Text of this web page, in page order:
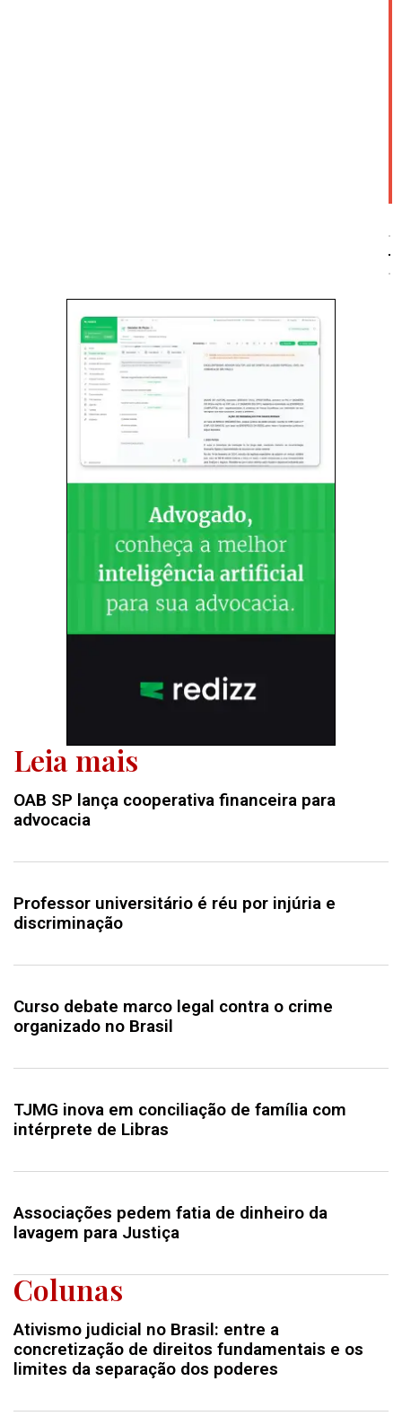
Leia mais
OAB SP lança cooperativa financeira para
advocacia
Professor universitário é réu por injúria e
discriminação
Curso debate marco legal contra o crime
organizado no Brasil
TJMG inova em conciliação de família com
intérprete de Libras
Associações pedem fatia de dinheiro da
lavagem para Justiça
Colunas
Ativismo judicial no Brasil: entre a
concretização de direitos fundamentais e os
limites da separação dos poderes